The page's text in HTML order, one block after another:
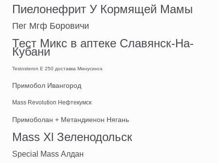
Пиелонефрит У Кормящей Мамы
Пег Мгф Боровичи
Тест Микс в аптеке Славянск-На-
Кубани
Testosteron E 250 доставка Минусинск
Примобол Ивангород
Mass Revolution Нефтекумск
Примоболан + Метандиенон Нягань
Mass Xl Зеленодольск
Special Mass Алдан